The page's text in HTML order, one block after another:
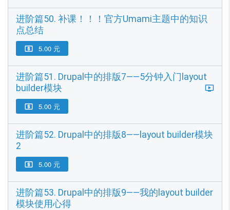
进阶篇50. 补课！！！官方Umami主题中的知识
点总结
 5.00 元
进阶篇51. Drupal中的排版7——5分钟入门layout
builder模块
 5.00 元
进阶篇52. Drupal中的排版8——layout builder模块
2
 5.00 元
进阶篇53. Drupal中的排版9——我的layout builder
模块使用心得